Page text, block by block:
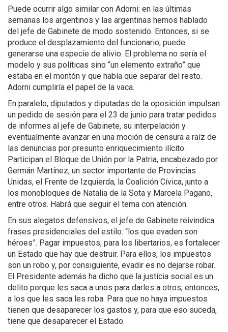
Puede ocurrir algo similar con Adorni: en las últimas
semanas los argentinos y las argentinas hemos hablado
del jefe de Gabinete de modo sostenido. Entonces, si se
produce el desplazamiento del funcionario, puede
generarse una especie de alivio. El problema no sería el
modelo y sus políticas sino “un elemento extraño” que
estaba en el montón y que había que separar del resto.
Adorni cumpliría el papel de la vaca.
En paralelo, diputados y diputadas de la oposición impulsan
un pedido de sesión para el 23 de junio para tratar pedidos
de informes al jefe de Gabinete, su interpelación y
eventualmente avanzar en una moción de censura a raíz de
las denuncias por presunto enriquecimiento ilícito.
Participan el Bloque de Unión por la Patria, encabezado por
Germán Martínez, un sector importante de Provincias
Unidas, el Frente de Izquierda, la Coalición Cívica, junto a
los monobloques de Natalia de la Sota y Marcela Pagano,
entre otros. Habrá que seguir el tema con atención.
En sus alegatos defensivos, el jefe de Gabinete reivindica
frases presidenciales del estilo: “los que evaden son
héroes”. Pagar impuestos, para los libertarios, es fortalecer
un Estado que hay que destruir. Para ellos, los impuestos
son un robo y, por consiguiente, evadir es no dejarse robar.
El Presidente además ha dicho que la justicia social es un
delito porque les saca a unos para darles a otros; entonces,
a los que les saca les roba. Para que no haya impuestos
tienen que desaparecer los gastos y, para que eso suceda,
tiene que desaparecer el Estado.